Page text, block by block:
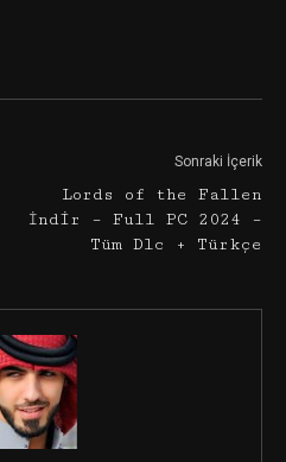
Sonraki İçerik
Lords of the Fallen
İndir – Full PC 2024 –
Tüm Dlc + Türkçe